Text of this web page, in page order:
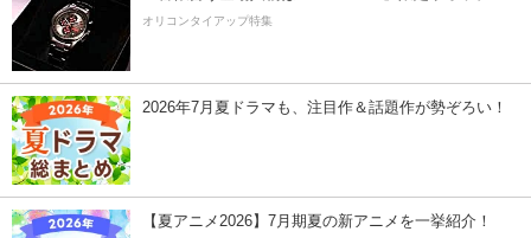
オリコンタイアップ特集
2026年7月夏ドラマも、注目作＆話題作が勢ぞろい！
【夏アニメ2026】7月期夏の新アニメを一挙紹介！